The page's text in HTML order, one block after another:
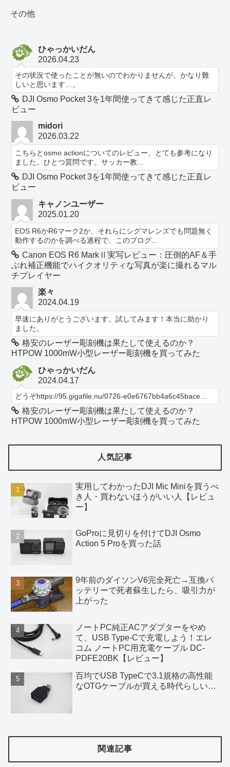
その他
ひゃっかいだん
2026.04.23
その状況で使ったことが無いのでわかりませんが、かなり難
しいと思います…。
DJI Osmo Pocket 3を1年間使ってきて感じた正直レ
ビュー
midori
2026.03.22
こちらとosmo actionについてのレビュー、とても参考になり
ました。ひとつ質問です。サッカー教...
DJI Osmo Pocket 3を1年間使ってきて感じた正直レ
ビュー
キャノンユーザー
2025.01.20
EOS R6かR6マーク2か、それらにシグマレンズでも問題無く
動作するのかを調べる過程で、このブログ...
Canon EOS R6 MarkⅡ実写レビュー：圧倒的AF＆手
ぶれ補正機能でハイクオリティな写真が楽に撮れるマル
チプレイヤー
楽々
2024.04.19
早速にありがとうございます。試してみます！本当に助かり
ました。
格安のレーザー彫刻機は果たして使えるのか？
HTPOW 1000mW小型レーザー彫刻機を買ってみた
ひゃっかいだん
2024.04.17
どうぞhttps://95.gigafile.nu/0726-e0e6767bb4a6c45bace...
格安のレーザー彫刻機は果たして使えるのか？
HTPOW 1000mW小型レーザー彫刻機を買ってみた
人気記事
実用してわかったDJI Mic Miniを買うべ
き人・買わないほうがいい人【レビュ
ー】
GoProに見切りを付けてDJI Osmo
Action 5 Proを買った話
9年前のダイソンV6完全死亡→互換バ
ッテリーで死者蘇生したら、吸引力が
上がった
ノートPC純正ACアダプターをやめ
て、USB Type-Cで充電しよう！エレ
コム ノートPC用充電ケーブル DC-
PDFE20BK【レビュー】
百均でUSB TypeCで3.1規格の高性能
なOTGケーブルが買える時代らしい…
関連記事